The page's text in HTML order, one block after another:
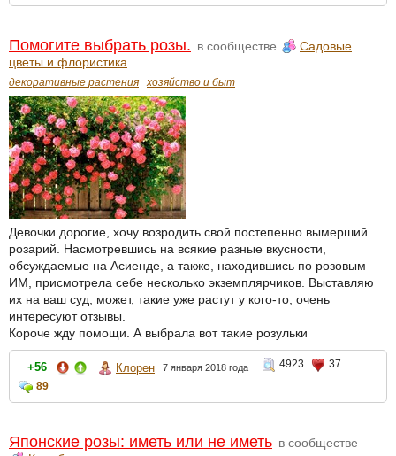
Помогите выбрать розы. в сообществе
Садовые
цветы и флористика
декоративные растения хозяйство и быт
Девочки дорогие, хочу возродить свой постепенно вымерший
розарий. Насмотревшись на всякие разные вкусности,
обсуждаемые на Асиенде, а также, находившись по розовым
ИМ, присмотрела себе несколько экземплярчиков. Выставляю
их на ваш суд, может, такие уже растут у кого-то, очень
интересуют отзывы.
Короче жду помощи. А выбрала вот такие розульки
+56 Клорен 7 января 2018 года 4923
37
89
Японские розы: иметь или не иметь в сообществе